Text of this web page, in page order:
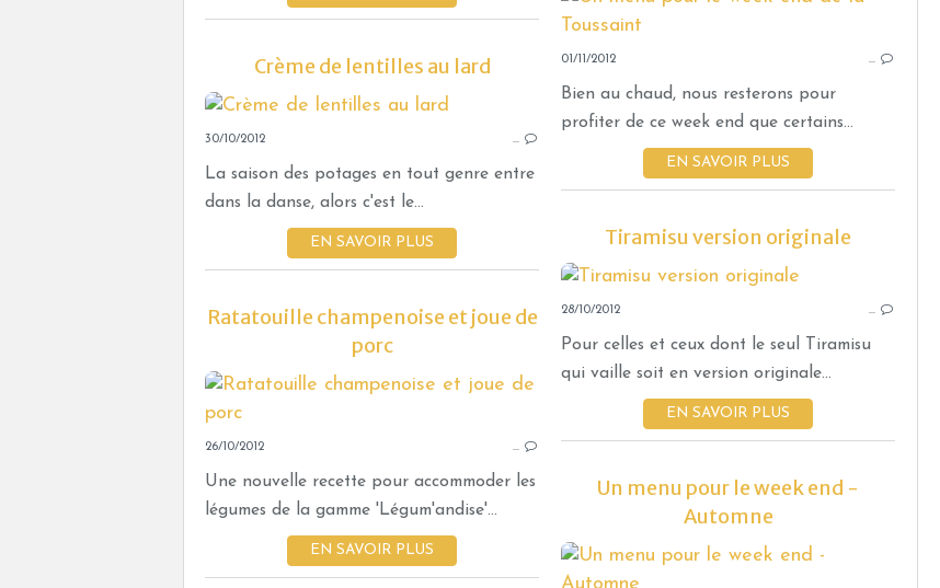
01/11/2012 …
Bien au chaud, nous resterons pour
profiter de ce week end que certains...
EN SAVOIR PLUS
Crème de lentilles au lard
SOUPES CHAUDES OU FROIDES
30/10/2012 …
La saison des potages en tout genre entre
dans la danse, alors c'est le...
EN SAVOIR PLUS Tiramisu version originale
28/10/2012 …
Pour celles et ceux dont le seul Tiramisu
qui vaille soit en version originale...
EN SAVOIR PLUS
Ratatouille champenoise et joue de
porc
CUISINER LE PORC
26/10/2012 …
Une nouvelle recette pour accommoder les
légumes de la gamme 'Légum'andise'...
EN SAVOIR PLUS
Un menu pour le week end -
Automne